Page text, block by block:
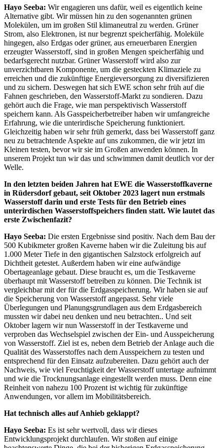
Hayo Seeba: Wir engagieren uns dafür, weil es eigentlich keine
Alternative gibt. Wir müssen hin zu den sogenannten grünen
Molekülen, um im großen Stil klimaneutral zu werden. Grüner
Strom, also Elektronen, ist nur begrenzt speicherfähig. Moleküle
hingegen, also Erdgas oder grüner, aus erneuerbaren Energien
erzeugter Wasserstoff, sind in großen Mengen speicherfähig und
bedarfsgerecht nutzbar. Grüner Wasserstoff wird also zur
unverzichtbaren Komponente, um die gesteckten Klimaziele zu
erreichen und die zukünftige Energieversorgung zu diversifizieren
und zu sichern. Deswegen hat sich EWE schon sehr früh auf die
Fahnen geschrieben, den Wasserstoff-Markt zu sondieren. Dazu
gehört auch die Frage, wie man perspektivisch Wasserstoff
speichern kann. Als Gasspeicherbetreiber haben wir umfangreiche
Erfahrung, wie die unterirdische Speicherung funktioniert.
Gleichzeitig haben wir sehr früh gemerkt, dass bei Wasserstoff ganz
neu zu betrachtende Aspekte auf uns zukommen, die wir jetzt im
Kleinen testen, bevor wir sie im Großen anwenden können. In
unserem Projekt tun wir das und schwimmen damit deutlich vor der
Welle.
In den letzten beiden Jahren hat EWE die Wasserstoffkaverne
in Rüdersdorf gebaut, seit Oktober 2023 lagert nun erstmals
Wasserstoff darin und erste Tests für den Betrieb eines
unterirdischen Wasserstoffspeichers finden statt. Wie lautet das
erste Zwischenfazit?
Hayo Seeba: Die ersten Ergebnisse sind positiv. Nach dem Bau der
500 Kubikmeter großen Kaverne haben wir die Zuleitung bis auf
1.000 Meter Tiefe in den gigantischen Salzstock erfolgreich auf
Dichtheit getestet. Außerdem haben wir eine aufwändige
Obertageanlage gebaut. Diese braucht es, um die Testkaverne
überhaupt mit Wasserstoff betreiben zu können. Die Technik ist
vergleichbar mit der für die Erdgasspeicherung. Wir haben sie auf
die Speicherung von Wasserstoff angepasst. Sehr viele
Überlegungen und Planungsgrundlagen aus dem Erdgasbereich
mussten wir dabei neu denken und neu betrachten.. Und seit
Oktober lagern wir nun Wasserstoff in der Testkaverne und
verproben das Wechselspiel zwischen der Ein- und Ausspeicherung
von Wasserstoff. Ziel ist es, neben dem Betrieb der Anlage auch die
Qualität des Wasserstoffes nach dem Ausspeichern zu testen und
entsprechend für den Einsatz aufzubereiten. Dazu gehört auch der
Nachweis, wie viel Feuchtigkeit der Wasserstoff untertage aufnimmt
und wie die Trocknungsanlage eingestellt werden muss. Denn eine
Reinheit von nahezu 100 Prozent ist wichtig für zukünftige
Anwendungen, vor allem im Mobilitätsbereich.
Hat technisch alles auf Anhieb geklappt?
Hayo Seeba: Es ist sehr wertvoll, dass wir dieses
Entwicklungsprojekt durchlaufen. Wir stoßen auf einige